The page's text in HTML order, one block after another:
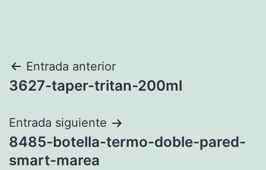
Navegación
de
entradas
Entrada anterior
3627-taper-tritan-200ml
Entrada siguiente
8485-botella-termo-doble-pared-
smart-marea